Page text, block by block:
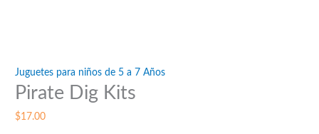
Juguetes para niños de 5 a 7 Años
Pirate Dig Kits
$17.00